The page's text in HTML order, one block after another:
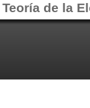
Teoría de la